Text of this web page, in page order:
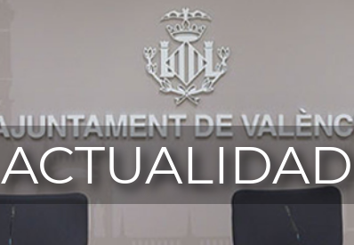
ACTUALIDAD